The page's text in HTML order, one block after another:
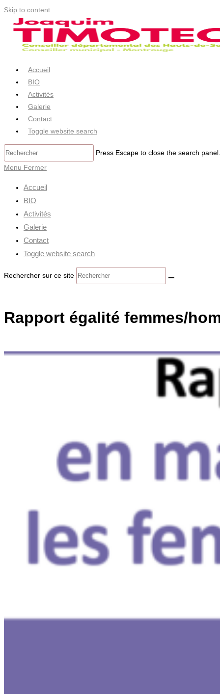
Skip to content
Accueil
BIO
Activités
Galerie
Contact
Toggle website search
Press Escape to close the search panel.
Menu Fermer
Accueil
BIO
Activités
Galerie
Contact
Toggle website search
Rechercher sur ce site
Rapport égalité femmes/